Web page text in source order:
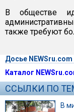
В обществе
также требуют
Досье NEWSru.com
Каталог
ССЫЛКИ ПО
В